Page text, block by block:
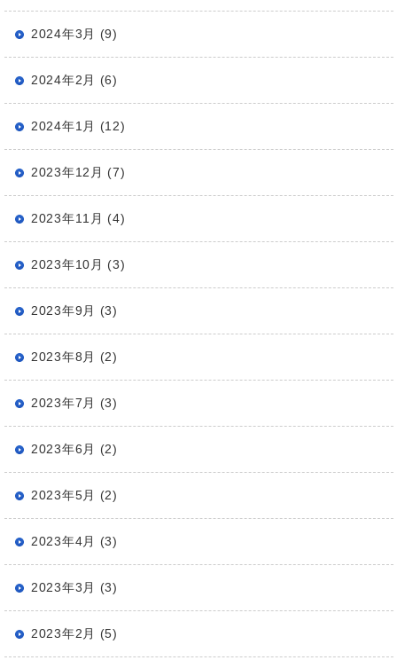
2024年3月 (9)
2024年2月 (6)
2024年1月 (12)
2023年12月 (7)
2023年11月 (4)
2023年10月 (3)
2023年9月 (3)
2023年8月 (2)
2023年7月 (3)
2023年6月 (2)
2023年5月 (2)
2023年4月 (3)
2023年3月 (3)
2023年2月 (5)